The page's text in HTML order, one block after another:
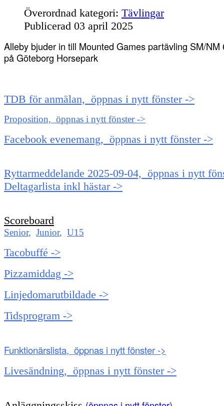
Överordnad kategori: Tävlingar
Publicerad 03 april 2025
Alleby bjuder in till Mounted Games partävling SM/NM
på Göteborg Horsepark
TDB för anmälan, öppnas i nytt fönster ->
Proposition, öppnas i nytt fönster ->
Facebook evenemang, öppnas i nytt fönster ->
Ryttarmeddelande 2025-09-04, öppnas i nytt
Deltagarlista inkl hästar ->
Scoreboard
Senior, Junior, U15
Tacobuffé ->
Pizzamiddag ->
Linjedomarutbildade ->
Tidsprogram ->
Funktionärslista, öppnas i nytt fönster ->
Livesändning, öppnas i nytt fönster ->